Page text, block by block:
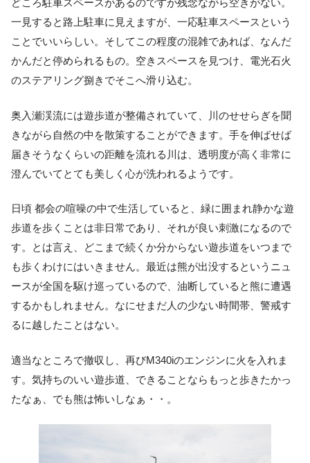
どころ駐車スペースがあるのですが残念ながら空きがない。
一見すると路上駐車に見えますが、一応駐車スペースという
ことでいいらしい。そしてこの程度の混雑であれば、なんだ
かんだと停められるもの。空きスペースを見つけ、電光石火
のステアリング捌きでそこへ滑り込む。
奥入瀬渓流には遊歩道が整備されていて、川のせせらぎを聞
きながら自然の中を散策することができます。手を伸ばせば
届きそうなくらいの距離を流れる川は、透明度が高く非常に
澄んでいてとても美しく心が洗われるようです。
日頃 都会の喧噪の中で生活していると、緑に囲まれ静かな遊
歩道を歩くことは非日常であり、それが良い刺激になるので
す。とは言え、どこまで続くか分からない遊歩道をいつまで
も歩くわけにはいきません。最近は熊が出没するというニュ
ースが全国を駆け巡っているので、油断していると熊に遭遇
するかもしれません。なにせまだ人の少ない時間帯、警戒す
るに越したことはない。
適当なところで撤収し、再びM340iのエンジンに火を入れま
す。気持ちのいい遊歩道、できることならもっと歩きたかっ
たなぁ、でも熊は怖いしなぁ・・。